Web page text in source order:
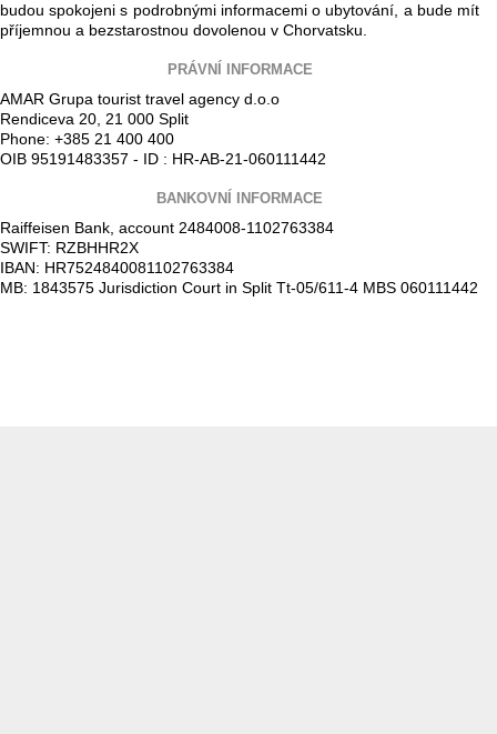
budou spokojeni s podrobnými informacemi o ubytování, a bude mít
příjemnou a bezstarostnou dovolenou v Chorvatsku.
PRÁVNÍ INFORMACE
AMAR Grupa tourist travel agency d.o.o
Rendiceva 20, 21 000 Split
Phone: +385 21 400 400
OIB 95191483357 - ID : HR-AB-21-060111442
BANKOVNÍ INFORMACE
Raiffeisen Bank, account 2484008-1102763384
SWIFT: RZBHHR2X
IBAN: HR7524840081102763384
MB: 1843575 Jurisdiction Court in Split Tt-05/611-4 MBS 060111442